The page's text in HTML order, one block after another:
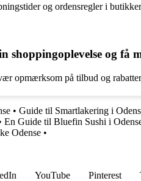
og ordensregler i
shoppingoplevelse og
opmærksom på tilbud og
• Guide til Smartlakering i
En Guide til Bluefin Sushi i
Odense •
YouTube Pinterest